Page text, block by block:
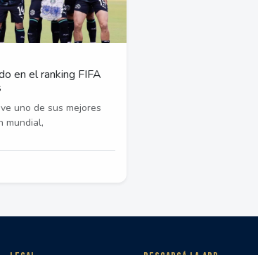
en el ranking FIFA
uno de sus mejores
mundial,